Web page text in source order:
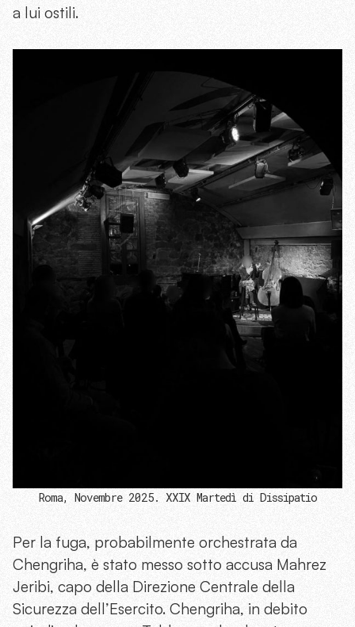
a lui ostili.
Roma, Novembre 2025. XXIX Martedì di Dissipatio
Per la fuga, probabilmente orchestrata da
Chengriha, è stato messo sotto accusa Mahrez
Jeribi, capo della Direzione Centrale della
Sicurezza dell’Esercito. Chengriha, in debito